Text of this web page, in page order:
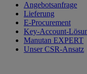
Angebotsanfrage
Lieferung
E-Procurement
Key-Account-
Manutan EXPERT
Unser CSR-Ansatz